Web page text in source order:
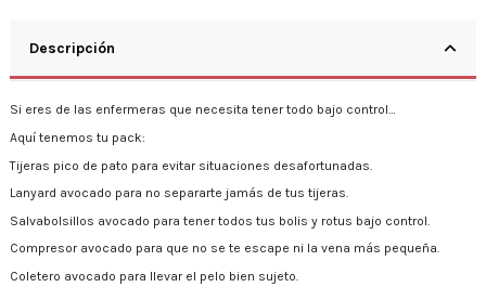
Descripción
Si eres de las enfermeras que necesita tener todo bajo control…
Aquí tenemos tu pack:
Tijeras pico de pato para evitar situaciones desafortunadas.
Lanyard avocado para no separarte jamás de tus tijeras.
Salvabolsillos avocado para tener todos tus bolis y rotus bajo control.
Compresor avocado para que no se te escape ni la vena más pequeña.
Coletero avocado para llevar el pelo bien sujeto.